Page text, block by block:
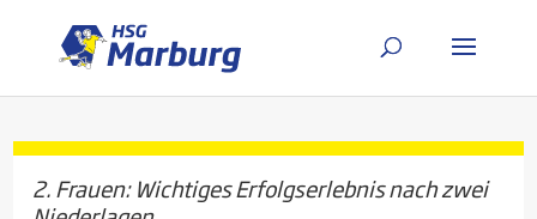
2. Frauen: Wichtiges Erfolgserlebnis nach zwei